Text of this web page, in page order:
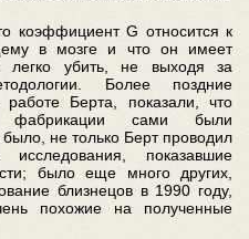
коэффициент G относится к
в мозге и что он имеет
легко убить, не выходя за
Более поздние
работе Берта, показали, что
фабрикации сами были
не только Берт проводил
показавшие
было еще много других,
близнецов в 1990 году,
похожие на полученные